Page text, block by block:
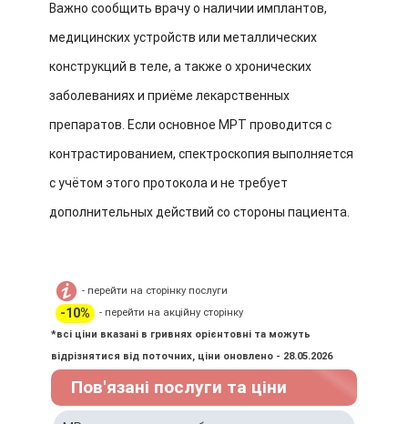
Важно сообщить врачу о наличии имплантов,
медицинских устройств или металлических
конструкций в теле, а также о хронических
заболеваниях и приёме лекарственных
препаратов. Если основное МРТ проводится с
контрастированием, спектроскопия выполняется
с учётом этого протокола и не требует
дополнительных действий со стороны пациента.
- перейти на сторінку послуги
-10%
- перейти на акційну сторінку
*всі ціни вказані в гривнях орієнтовні та можуть
відрізнятися від поточних, ціни оновлено - 28.05.2026
Пов'язані послуги та ціни